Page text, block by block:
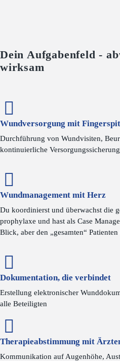
Dein Aufgabenfeld -
wirksam
Wundversorgung mit
Durchführung von Wundvisiten,
kontinuierliche Versorgungssicherung
Wundmanagement mit Herz
Du koordinierst und überwachst die
prophylaxe und hast als Case
Blick, aber den „gesamten“
Dokumentation, die verbindet
Erstellung elektronischer
alle Beteiligten
Therapieabstimmung mit
Kommunikation auf Augenhöhe,